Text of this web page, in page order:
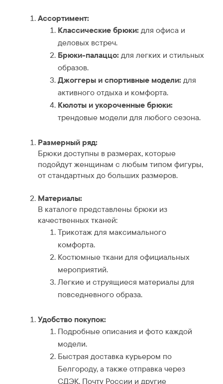
Ассортимент:
Классические брюки: для офиса и
деловых встреч.
Брюки-палаццо: для легких и стильных
образов.
Джоггеры и спортивные модели: для
активного отдыха и комфорта.
Кюлоты и укороченные брюки:
трендовые модели для любого сезона.
Размерный ряд:
Брюки доступны в размерах, которые
подойдут женщинам с любым типом фигуры,
от стандартных до больших размеров.
Материалы:
В каталоге представлены брюки из
качественных тканей:
Трикотаж для максимального
комфорта.
Костюмные ткани для официальных
мероприятий.
Легкие и струящиеся материалы для
повседневного образа.
Удобство покупок:
Подробные описания и фото каждой
модели.
Быстрая доставка курьером по
Белгороду, а также отправка через
СДЭК, Почту России и другие